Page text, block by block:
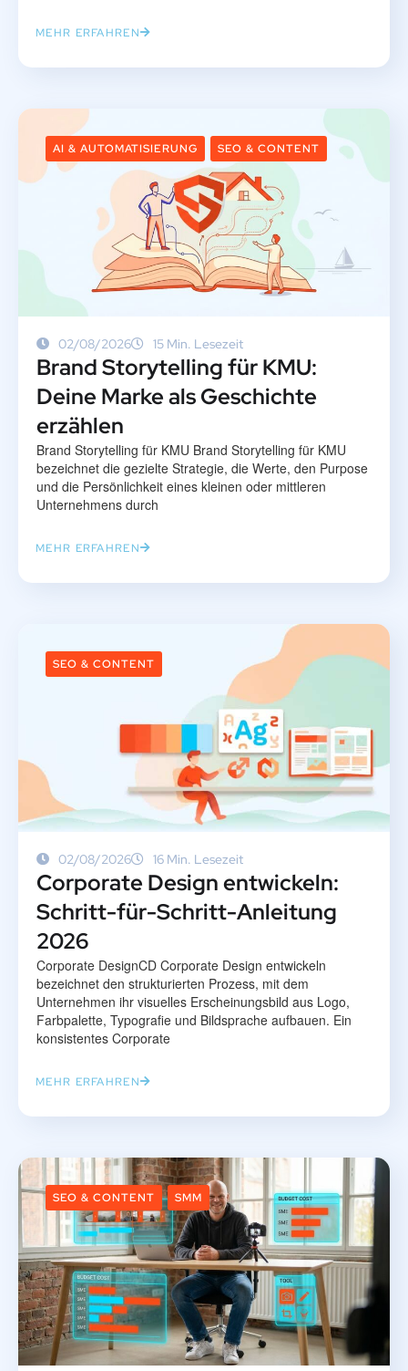
MEHR ERFAHREN
AI & AUTOMATISIERUNG SEO & CONTENT
02/08/2026 15 Min. Lesezeit
Brand Storytelling für KMU:
Deine Marke als Geschichte
erzählen
Brand Storytelling für KMU Brand Storytelling für KMU
bezeichnet die gezielte Strategie, die Werte, den Purpose
und die Persönlichkeit eines kleinen oder mittleren
Unternehmens durch
MEHR ERFAHREN
SEO & CONTENT
02/08/2026 16 Min. Lesezeit
Corporate Design entwickeln:
Schritt-für-Schritt-Anleitung
2026
Corporate DesignCD Corporate Design entwickeln
bezeichnet den strukturierten Prozess, mit dem
Unternehmen ihr visuelles Erscheinungsbild aus Logo,
Farbpalette, Typografie und Bildsprache aufbauen. Ein
konsistentes Corporate
MEHR ERFAHREN
SEO & CONTENT SMM